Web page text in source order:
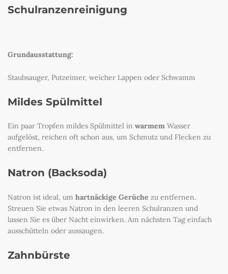
Schulranzenreinigung
Grundausstattung:
Staubsauger, Putzeimer, weicher Lappen oder Schwamm
Mildes Spülmittel
Ein paar Tropfen mildes Spülmittel in warmem Wasser
aufgelöst, reichen oft schon aus, um Schmutz und Flecken zu
entfernen.
Natron (Backsoda)
Natron ist ideal, um hartnäckige Gerüche zu entfernen.
Streuen Sie etwas Natron in den leeren Schulranzen und
lassen Sie es über Nacht einwirken. Am nächsten Tag einfach
ausschütteln oder aussaugen.
Zahnbürste